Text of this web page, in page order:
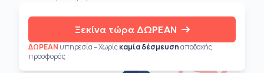
Ξεκίνα τώρα ΔΩΡΕΑΝ
ΔΩΡΕΑΝ υπηρεσία – Χωρίςκαμία δέσμευσηαποδοχής
προσφοράς